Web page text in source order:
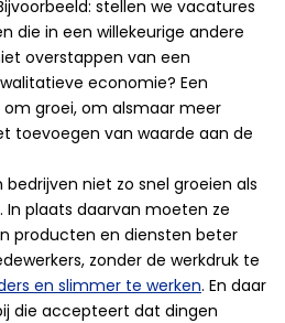
stellen we vacatures
die in een willekeurige andere
overstappen van een
economie? Een
groei, om alsmaar meer
toevoegen van waarde aan de
bedrijven niet zo snel groeien als
In plaats daarvan moeten ze
producten en diensten beter
zonder de werkdruk te
en slimmer te werken. En daar
die accepteert dat dingen